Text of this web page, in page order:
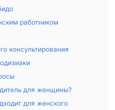
работником
консультирования
для женщины?
для женского